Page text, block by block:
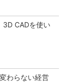
3D CADを使い
わらない経営